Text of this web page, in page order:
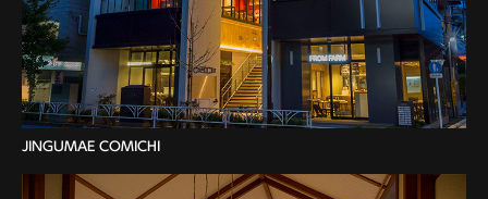
JINGUMAE COMICHI